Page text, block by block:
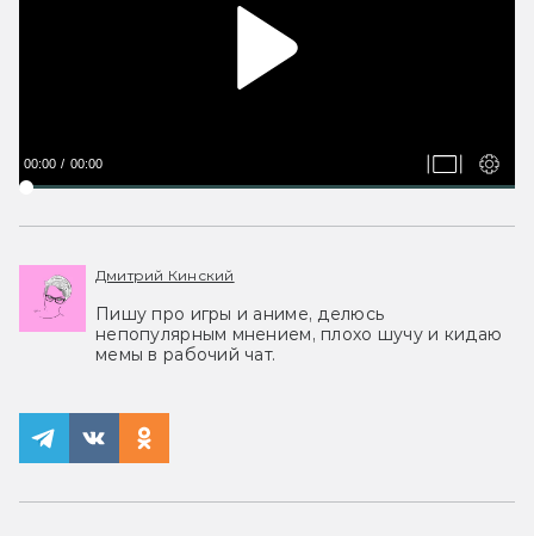
00:00 00:00
Дмитрий Кинский
Пишу про игры и аниме, делюсь
непопулярным мнением, плохо шучу и кидаю
мемы в рабочий чат.